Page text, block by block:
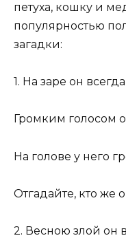
петуха, кошку и
популярностью
загадки:
1. На заре он всегда
Громким голосом
На голове у него
Отгадайте, кто же
2. Весною злой он